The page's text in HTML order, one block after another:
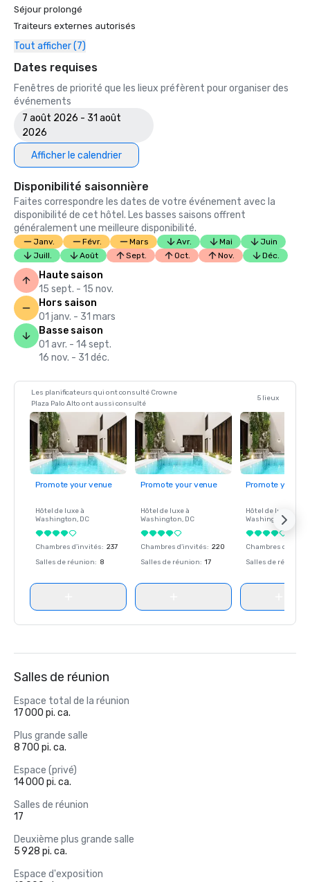
Séjour prolongé
Traiteurs externes autorisés
Tout afficher (7)
Dates requises
Fenêtres de priorité que les lieux préfèrent pour organiser des
événements
7 août 2026 - 31 août
2026
Afficher le calendrier
Disponibilité saisonnière
Faites correspondre les dates de votre événement avec la
disponibilité de cet hôtel. Les basses saisons offrent
généralement une meilleure disponibilité.
Janv. Févr. Mars Avr. Mai
Juin
Juill.
Août Sept. Oct. Nov. Déc.
Haute saison
15 sept. - 15 nov.
Hors saison
01 janv. - 31 mars
Basse saison
01 avr. - 14 sept.
16 nov. - 31 déc.
Les planificateurs qui ont consulté Crowne
Plaza Palo Alto ont aussi consulté
5 lieux
Promote your venue
Hôtel de luxe à
Washington, DC
Chambres d'invités: 237
Salles de réunion: 8
Promote your venue
Hôtel de luxe à
Washington, DC
Chambres d'invités: 220
Salles de réunion: 17
Promote your
Hôtel de luxe à
Washington
Chambres
Salles de réunion
Salles de réunion
Espace total de la réunion
17 000 pi. ca.
Plus grande salle
8 700 pi. ca.
Espace (privé)
14 000 pi. ca.
Salles de réunion
17
Deuxième plus grande salle
5 928 pi. ca.
Espace d'exposition